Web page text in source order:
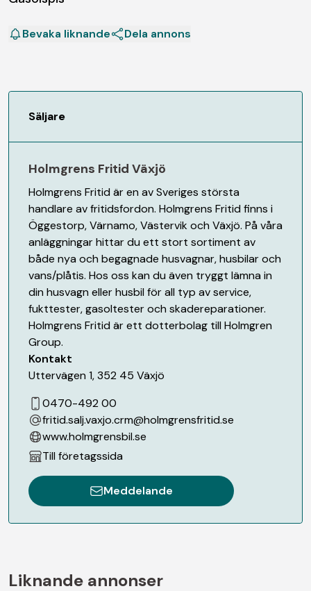
Bevaka liknande Dela annons
Säljare
Holmgrens Fritid Växjö
Holmgrens Fritid är en av Sveriges största
handlare av fritidsfordon. Holmgrens Fritid finns i
Öggestorp, Värnamo, Västervik och Växjö. På våra
anläggningar hittar du ett stort sortiment av
både nya och begagnade husvagnar, husbilar och
vans/plåtis. Hos oss kan du även tryggt lämna in
din husvagn eller husbil för all typ av service,
fukttester, gasoltester och skadereparationer.
Holmgrens Fritid är ett dotterbolag till Holmgren
Group.
Kontakt
Uttervägen 1,352 45 Växjö
0470-492 00
fritid.salj.vaxjo.crm@holmgrensfritid.se
www.holmgrensbil.se
Till företagssida
Meddelande
Liknande annonser